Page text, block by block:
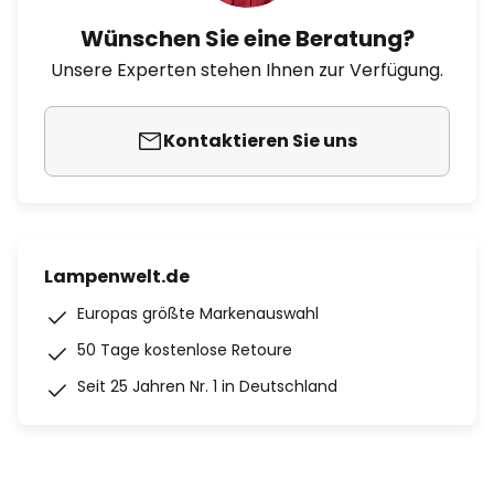
Wünschen Sie eine Beratung?
Unsere Experten stehen Ihnen zur Verfügung.
Kontaktieren Sie uns
Lampenwelt.de
Europas größte Markenauswahl
50 Tage kostenlose Retoure
Seit 25 Jahren Nr. 1 in Deutschland